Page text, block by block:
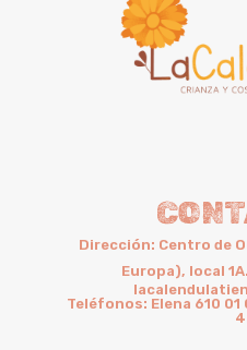
Dirección: Centro de
Europa), local
Teléfonos: Elena 610